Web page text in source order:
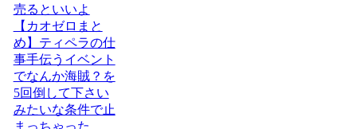
売るといいよ
【カオゼロまと
め】ティペラの仕
事手伝うイベント
でなんか海賊？を
5回倒して下さい
みたいな条件で止
まっちゃった